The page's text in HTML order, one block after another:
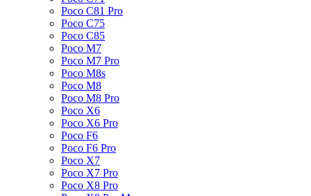
Poco C81 Pro
Poco C75
Poco C85
Poco M7
Poco M7 Pro
Poco M8s
Poco M8
Poco M8 Pro
Poco X6
Poco X6 Pro
Poco F6
Poco F6 Pro
Poco X7
Poco X7 Pro
Poco X8 Pro